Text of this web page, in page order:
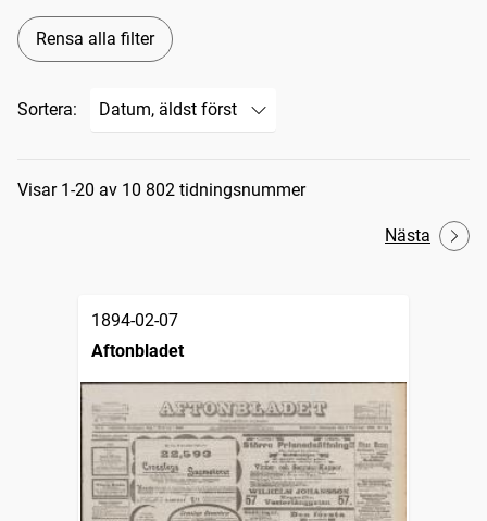
Rensa alla filter
Sortera:
Sökresultat
Visar 1-20 av 10 802 tidningsnummer
Nästa
1894-02-07
Aftonbladet